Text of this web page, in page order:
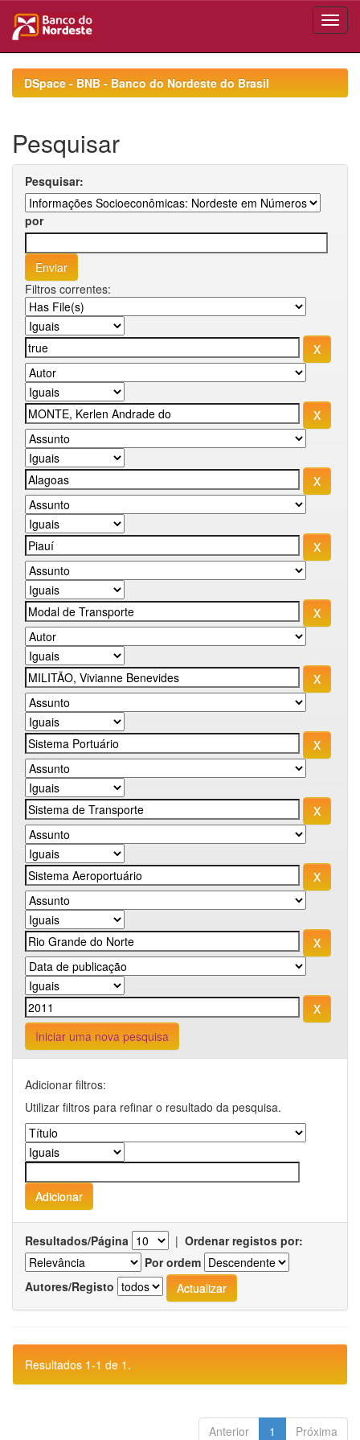
navigationDSpace - BNB - Banco do Nordeste do Brasil
Pesquisar
Pesquisar:
por
Filtros correntes:
Iniciar uma nova pesquisa
Adicionar filtros:
Utilizar filtros para refinar o resultado da pesquisa.
Resultados/Página | Ordenar registos por:
Por ordem
Autores/Registo
Resultados 1-1 de 1.
Anterior 1 Próxima